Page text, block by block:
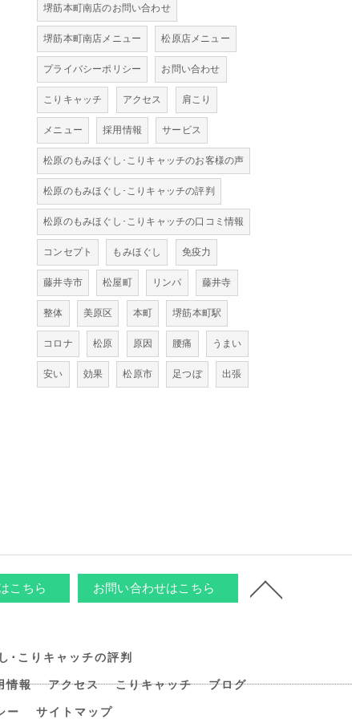
堺筋本町南店のお問い合わせ
堺筋本町南店メニュー 松原店メニュー
プライバシーポリシー お問い合わせ
こりキャッチ アクセス 肩こり
メニュー 採用情報 サービス
松原のもみほぐし･こりキャッチのお客様の声
松原のもみほぐし･こりキャッチの評判
松原のもみほぐし･こりキャッチの口コミ情報
コンセプト もみほぐし 免疫力
藤井寺市 松屋町 リンパ 藤井寺
整体 美原区 本町 堺筋本町駅
コロナ 松原 原因 腰痛 うまい
安い 効果 松原市 足つぼ 出張
こちら お問い合わせはこちら
･こりキャッチの評判
情報 アクセス こりキャッチ ブログ
ー サイトマップ